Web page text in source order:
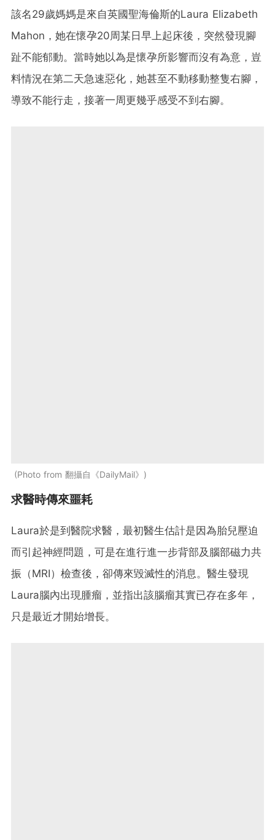
該名29歲媽媽是來自英國聖海倫斯的Laura Elizabeth
Mahon，她在懷孕20周某日早上起床後，突然發現腳
趾不能郁動。當時她以為是懷孕所影響而沒有為意，豈
料情況在第二天急速惡化，她甚至不動移動整隻右腳，
導致不能行走，接著一周更幾乎感受不到右腳。
Photo from 翻攝自《DailyMail》
求醫時傳來噩耗
Laura於是到醫院求醫，最初醫生估計是因為胎兒壓迫
而引起神經問題，可是在進行進一步背部及腦部磁力共
振（MRI）檢查後，卻傳來毀滅性的消息。醫生發現
Laura腦內出現腫瘤，並指出該腦瘤其實已存在多年，
只是最近才開始增長。